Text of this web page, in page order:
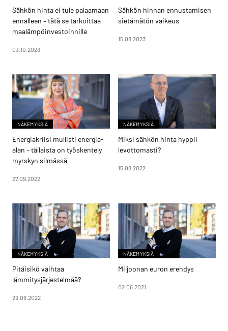
Sähkön hinta ei tule palaamaan
ennalleen – tätä se tarkoittaa
maalämpöinvestoinnille
03.10.2023
Sähkön hinnan ennustamisen
sietämätön vaikeus
15.08.2023
NÄKEMYKSIÄ
Energiakriisi mullisti energia-
alan – tällaista on työskentely
myrskyn silmässä
27.09.2022
NÄKEMYKSIÄ
Miksi sähkön hinta hyppii
levottomasti?
15.08.2022
NÄKEMYKSIÄ
Pitäisikö vaihtaa
lämmitysjärjestelmää?
29.06.2022
NÄKEMYKSIÄ
Miljoonan euron erehdys
02.06.2021